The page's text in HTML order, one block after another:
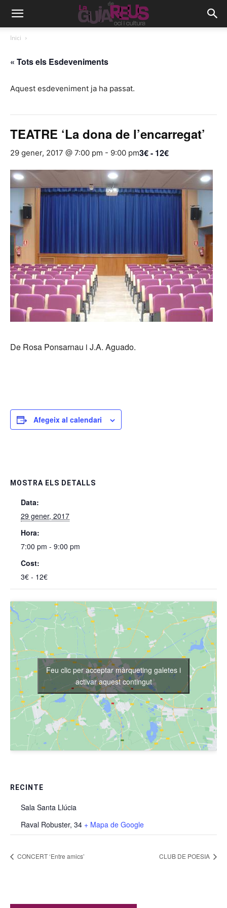
Inici
« Tots els Esdeveniments
Aquest esdeveniment ja ha passat.
TEATRE ‘La dona de l’encarregat’
29 gener, 2017 @ 7:00 pm - 9:00 pm3€ - 12€
De Rosa Ponsarnau i J.A. Aguado.
Afegeix al calendari
MOSTRA ELS DETALLS
Data:
29 gener, 2017
Hora:
7:00 pm - 9:00 pm
Cost:
3€ - 12€
RECINTE
Sala Santa Llúcia
Raval Robuster, 34 + Mapa de Google
Feu clic per acceptar màrqueting galetes i
activar aquest contingut
CONCERT ‘Entre amics’ CLUB DE POESIA